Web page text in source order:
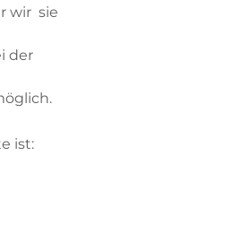
wir sie
der
ist: